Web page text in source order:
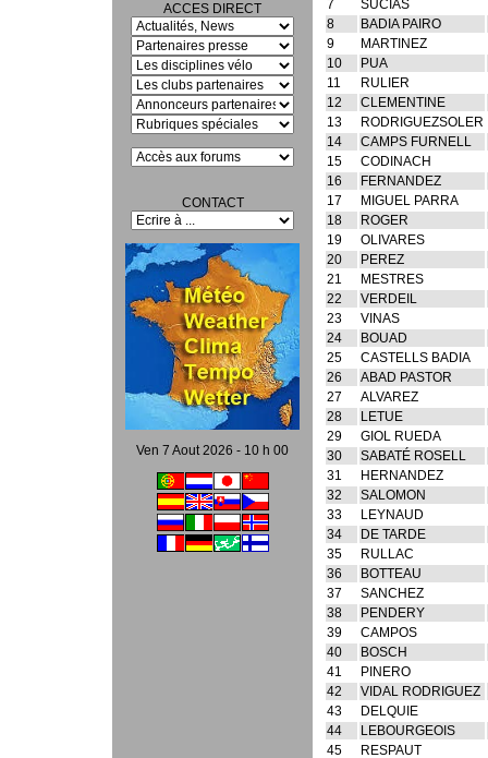
ACCES DIRECT
CONTACT
Ven 7 Aout 2026 - 10 h 00
7
SUCIAS
8
BADIA PAIRO
9
MARTINEZ
10
PUA
11
RULIER
12
CLEMENTINE
13
RODRIGUEZSOLER
14
CAMPS FURNELL
15
CODINACH
16
FERNANDEZ
17
MIGUEL PARRA
18
ROGER
19
OLIVARES
20
PEREZ
21
MESTRES
22
VERDEIL
23
VINAS
24
BOUAD
25
CASTELLS BADIA
26
ABAD PASTOR
27
ALVAREZ
28
LETUE
29
GIOL RUEDA
30
SABATÉ ROSELL
31
HERNANDEZ
32
SALOMON
33
LEYNAUD
34
DE TARDE
35
RULLAC
36
BOTTEAU
37
SANCHEZ
38
PENDERY
39
CAMPOS
40
BOSCH
41
PINERO
42
VIDAL RODRIGUEZ
43
DELQUIE
44
LEBOURGEOIS
45
RESPAUT